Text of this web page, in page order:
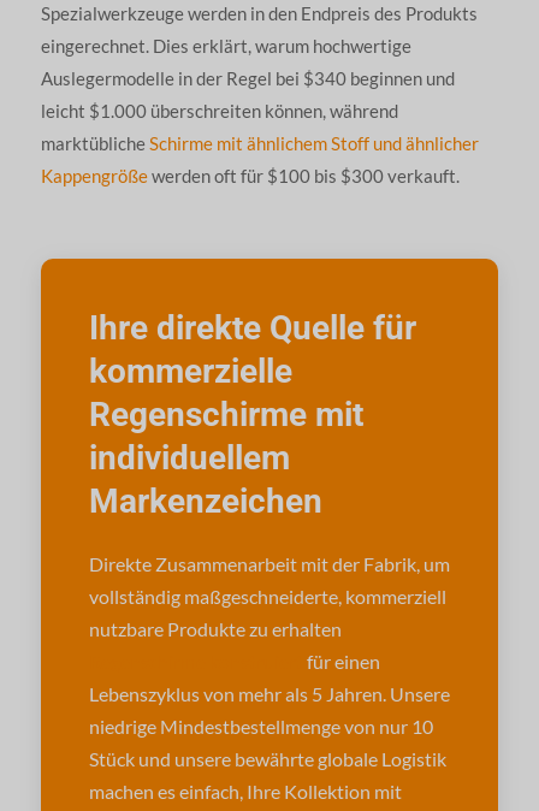
Spezialwerkzeuge werden in den Endpreis des Produkts
eingerechnet. Dies erklärt, warum hochwertige
Auslegermodelle in der Regel bei $340 beginnen und
leicht $1.000 überschreiten können, während
marktüblicheSchirme mit ähnlichem Stoff und ähnlicher
Kappengrößewerden oft für $100 bis $300 verkauft.
Ihre direkte Quelle für
kommerzielle
Regenschirme mit
individuellem
Markenzeichen
Direkte Zusammenarbeit mit der Fabrik, um
vollständig maßgeschneiderte, kommerziell
nutzbare Produkte zu erhalten
für einen
Lebenszyklus von mehr als 5 Jahren. Unsere
niedrige Mindestbestellmenge von nur 10
Stück und unsere bewährte globale Logistik
machen es einfach, Ihre Kollektion mit